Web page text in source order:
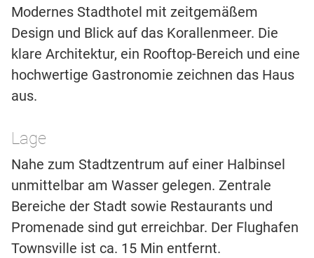
Modernes Stadthotel mit zeitgemäßem
Design und Blick auf das Korallenmeer. Die
klare Architektur, ein Rooftop-Bereich und eine
hochwertige Gastronomie zeichnen das Haus
aus.
Lage
Nahe zum Stadtzentrum auf einer Halbinsel
unmittelbar am Wasser gelegen. Zentrale
Bereiche der Stadt sowie Restaurants und
Promenade sind gut erreichbar. Der Flughafen
Townsville ist ca. 15 Min entfernt.